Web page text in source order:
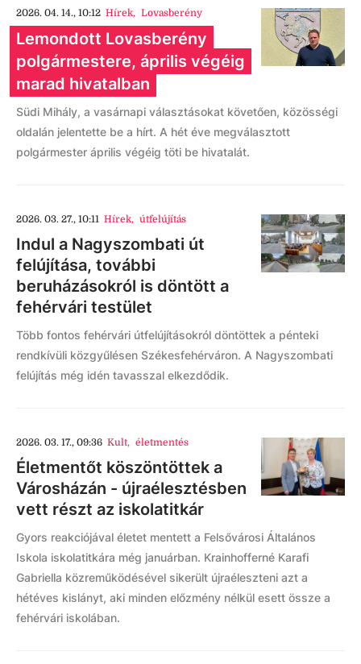
2026. 04. 14., 10:12 Hírek, Lovasberény
Lemondott Lovasberény
polgármestere, április végéig
marad hivatalban
Südi Mihály, a vasárnapi választásokat követően, közösségi
oldalán jelentette be a hírt. A hét éve megválasztott
polgármester április végéig töti be hivatalát.
2026. 03. 27., 10:11 Hírek, útfelújítás
Indul a Nagyszombati út
felújítása, további
beruházásokról is döntött a
fehérvári testület
Több fontos fehérvári útfelújításokról döntöttek a pénteki
rendkívüli közgyűlésen Székesfehérváron. A Nagyszombati
felújítás még idén tavasszal elkezdődik.
2026. 03. 17., 09:36 Kult, életmentés
Életmentőt köszöntöttek a
Városházán - újraélesztésben
vett részt az iskolatitkár
Gyors reakciójával életet mentett a Felsővárosi Általános
Iskola iskolatitkára még januárban. Krainhofferné Karafi
Gabriella közreműködésével sikerült újraéleszteni azt a
hétéves kislányt, aki minden előzmény nélkül esett össze a
fehérvári iskolában.